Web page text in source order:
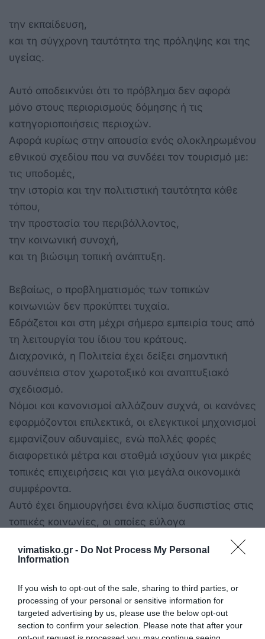
vimatisko.gr - Do Not Process My Personal
Information
If you wish to opt-out of the sale, sharing to third parties, or
processing of your personal or sensitive information for
targeted advertising by us, please use the below opt-out
section to confirm your selection. Please note that after your
την εκπαίδευση,
και τη σύγχρονη ταυτότητα της πρόληψης και της
υγείας.
Αυτό αποδεικνύει ότι το πρόβλημα δεν αφορά
μόνο στους περιορισμούς δόμησης ή τις
κατηγοριοποιήσεις περιοχών.
Αφορά κυρίως στην απουσία ενός ολοκληρωμένου
εθνικού σχεδίου που να συνδέει τον τουρισμό με:
τις υποδομές,
την ιστορία και την πολιτιστική ταυτότητα κάθε
τόπου,
την προστασία του περιβάλλοντος,
την κοινωνική συνοχή,
και τη βιώσιμη τοπική ανάπτυξη.
Βεβαίως, ο προβληματισμός των τοπικών
κοινωνιών δεν προκύπτει τυχαία.
Εδράζεται και στη μέχρι σήμερα εμπειρία τους από
τη λειτουργία του ίδιου του κράτους.
Διαχρονικά, η Πολιτεία έχει δείξει σημαντική
ασυνέπεια στον χωροταξικό και αναπτυξιακό
σχεδιασμό.
Νόμοι και κανονισμοί αλλάζουν συχνά, οι κανόνες
εφαρμόζονται επιλεκτικά, οι ελεγκτικοί μηχανισμοί
εμφανίζουν αδυναμίες, ενώ πολλές φορές
διαφορετικά μέτρα και σταθμά ισχύουν για μικρές
τοπικές επιχειρήσεις και για μεγάλα οικονομικά
συμφέροντα.
Αυτό έχει δημιουργήσει ένα κλίμα δυσπιστίας στις
τοπικές κοινωνίες, οι οποίες εύλογα
εφαρμοστεί με σταθερότητα, διαφάνεια και
αρκετές φορές στο παρελθόν — σε πολιτικές
πιέσεις, εξαιρέσεις και οικονομικά συμφέροντα.
Η έλλειψη συνέχειας του κράτους, οι